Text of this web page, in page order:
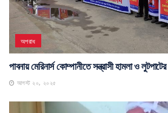
অপরাধ
পাবনায় মেরিনার্স কোম্পানীতে সন্ত্রাসী হামলা ও
আগস্ট ২০, ২০২৫